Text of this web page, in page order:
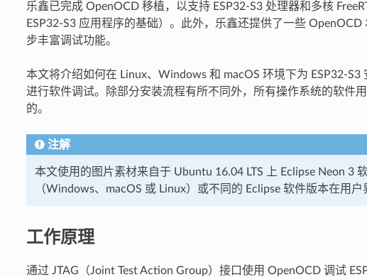
乐鑫已完成 OpenOCD 移植，以支持 ESP32-S3 处理器和多核
ESP32-S3 应用程序的基础）。此外，乐鑫还提供了一些
步丰富调试功能。
本文将介绍如何在 Linux、Windows 和 macOS 环境下为 ESP32-S3
进行软件调试。除部分安装流程有所不同外，所有操作系统的软件
的。
注解
本文使用的图片素材来自于 Ubuntu 16.04 LTS 上 Eclipse Neon 3
（Windows、macOS 或 Linux）或不同的 Eclipse 软件版本在用户
工作原理
通过 JTAG（Joint Test Action Group）接口使用 OpenOCD 调试